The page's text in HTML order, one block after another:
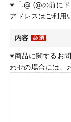
※「.@ (@の前に
アドレスはご利用
内容
※商品に関するお
わせの場合には、